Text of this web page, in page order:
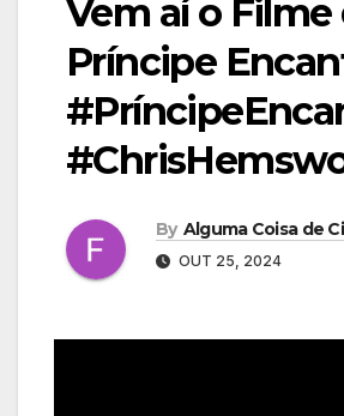
Vem aí o Filme
Príncipe
By Alguma Coisa de
OUT 25, 2024